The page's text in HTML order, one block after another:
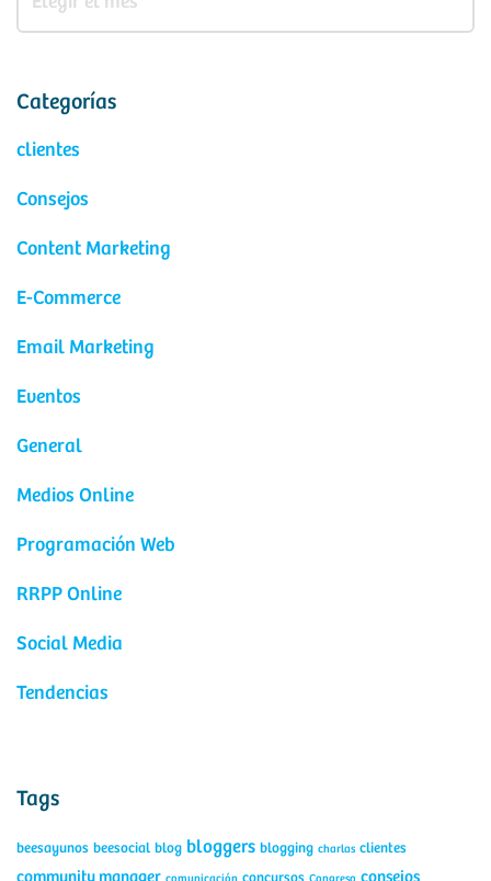
Categorías
clientes
Consejos
Content Marketing
E-Commerce
Email Marketing
Eventos
General
Medios Online
Programación Web
RRPP Online
Social Media
Tendencias
Tags
beesayunos beesocial blog bloggers blogging charlas clientes
community manager consejos